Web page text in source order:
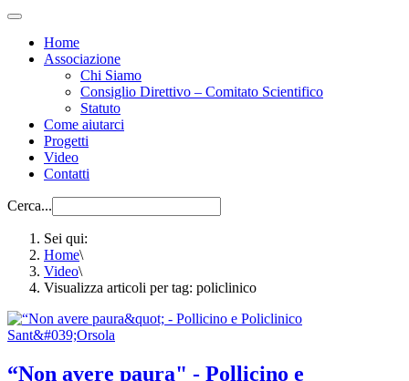
Home
Associazione
Chi Siamo
Consiglio Direttivo – Comitato Scientifico
Statuto
Come aiutarci
Progetti
Video
Contatti
Cerca...
Sei qui:
Home\
Video\
Visualizza articoli per tag: policlinico
“Non avere paura" - Pollicino e